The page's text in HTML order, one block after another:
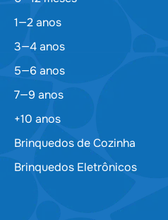
1—2 anos
3—4 anos
5—6 anos
7—9 anos
+10 anos
Brinquedos de Cozinha
Brinquedos Eletrônicos